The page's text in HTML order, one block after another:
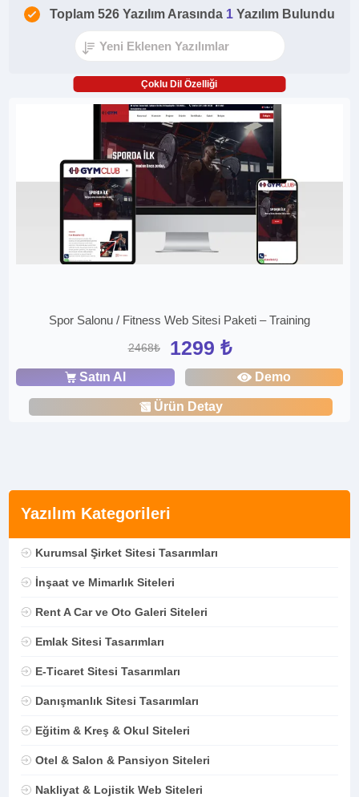
Yazılım Kategorileri
Kurumsal Şirket Sitesi Tasarımları
İnşaat ve Mimarlık Siteleri
Rent A Car ve Oto Galeri Siteleri
Emlak Sitesi Tasarımları
E-Ticaret Sitesi Tasarımları
Danışmanlık Sitesi Tasarımları
Eğitim & Kreş & Okul Siteleri
Otel & Salon & Pansiyon Siteleri
Nakliyat & Lojistik Web Siteleri
Toplam 526 Yazılım Arasında 1 Yazılım Bulundu
Çoklu Dil Özelliği
Spor Salonu / Fitness Web Sitesi Paketi – Training
2468₺ 1299 ₺
Satın Al Demo
Ürün Detay